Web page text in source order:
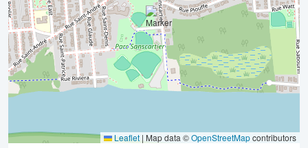
Leaflet | Map data ©OpenStreetMapcontributors